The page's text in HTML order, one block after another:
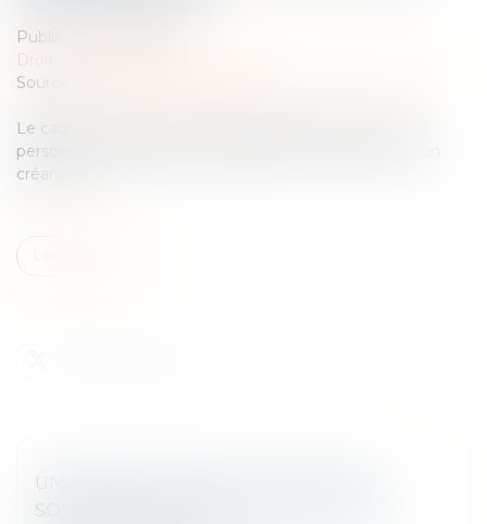
Publié le :
Droit des obligations et des suretés
Source :
Le cautionnement est un engagement par lequel une
personne physique garantit la dette d’un tiers envers un
créancier...
Lire la suite
UNE ASSOCIATION PEUT-ELLE ÊTRE
SOUMISE AUX RÈGLES DU DROIT DE LA